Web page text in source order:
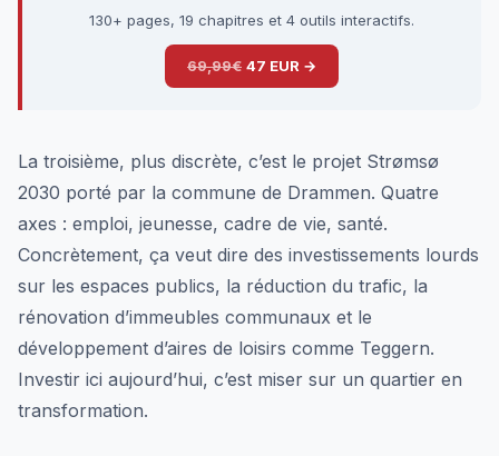
130+ pages, 19 chapitres et 4 outils interactifs.
69,99€ 47 EUR →
La troisième, plus discrète, c’est le projet Strømsø
2030 porté par la commune de Drammen. Quatre
axes : emploi, jeunesse, cadre de vie, santé.
Concrètement, ça veut dire des investissements lourds
sur les espaces publics, la réduction du trafic, la
rénovation d’immeubles communaux et le
développement d’aires de loisirs comme Teggern.
Investir ici aujourd’hui, c’est miser sur un quartier en
transformation.